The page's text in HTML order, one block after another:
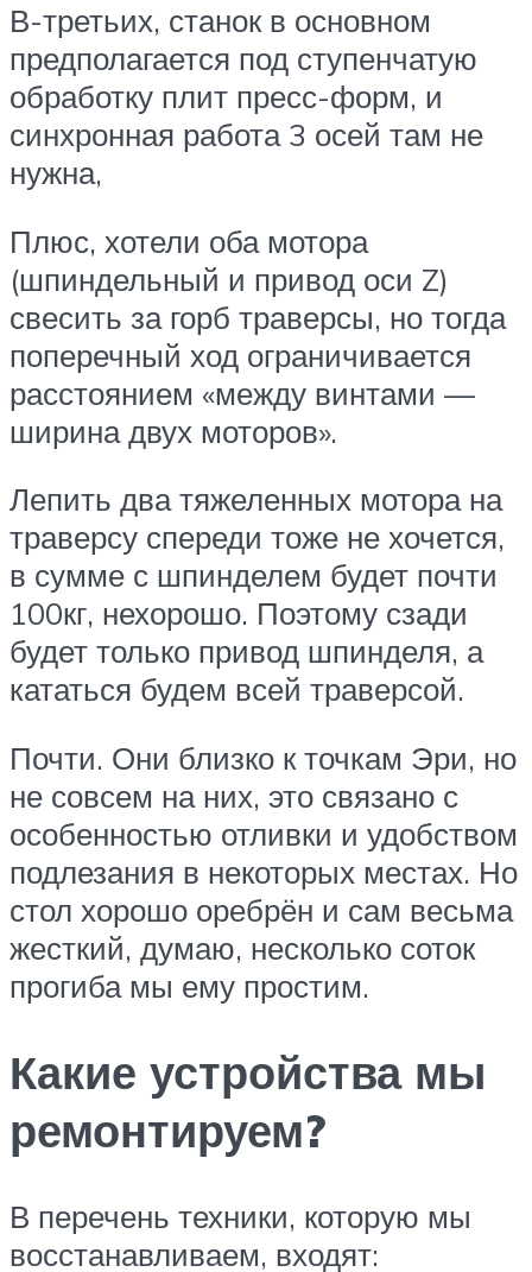
В-третьих, станок в основном
предполагается под ступенчатую
обработку плит пресс-форм, и
синхронная работа 3 осей там не
нужна,
Плюс, хотели оба мотора
(шпиндельный и привод оси Z)
свесить за горб траверсы, но тогда
поперечный ход ограничивается
расстоянием «между винтами —
ширина двух моторов».
Лепить два тяжеленных мотора на
траверсу спереди тоже не хочется,
в сумме с шпинделем будет почти
100кг, нехорошо. Поэтому сзади
будет только привод шпинделя, а
кататься будем всей траверсой.
Почти. Они близко к точкам Эри, но
не совсем на них, это связано с
особенностью отливки и удобством
подлезания в некоторых местах. Но
стол хорошо оребрён и сам весьма
жесткий, думаю, несколько соток
прогиба мы ему простим.
Какие устройства мы
ремонтируем?
В перечень техники, которую мы
восстанавливаем, входят: